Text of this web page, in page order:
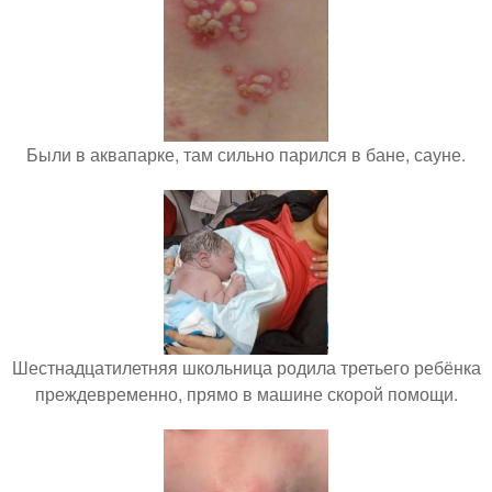
Были в аквапарке, там сильно парился в бане, сауне.
Шестнадцатилетняя школьница родила третьего ребёнка
преждевременно, прямо в машине скорой помощи.